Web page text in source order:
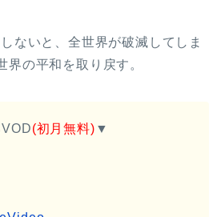
ないと、全世界が破滅してしま
界の平和を取り戻す。
(初月無料) ▼